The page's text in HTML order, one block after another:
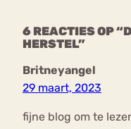
6 REACTIES OP
HERSTEL”
Britneyangel
29 maart, 2023
fijne blog om te